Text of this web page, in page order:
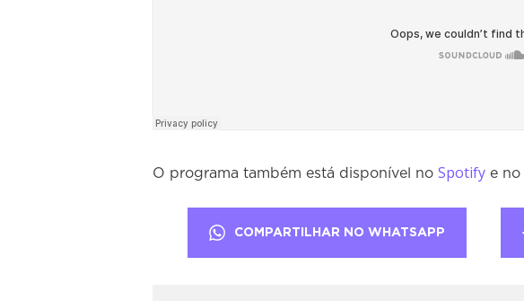
O programa também está disponível no Spotify e no
COMPARTILHAR NO WHATSAPP